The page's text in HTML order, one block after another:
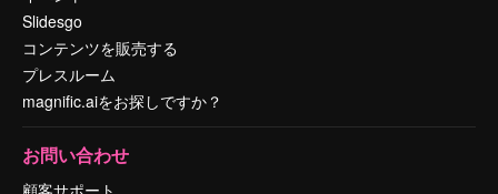
Slidesgo
コンテンツを販売する
プレスルーム
magnific.aiをお探しですか？
お問い合わせ